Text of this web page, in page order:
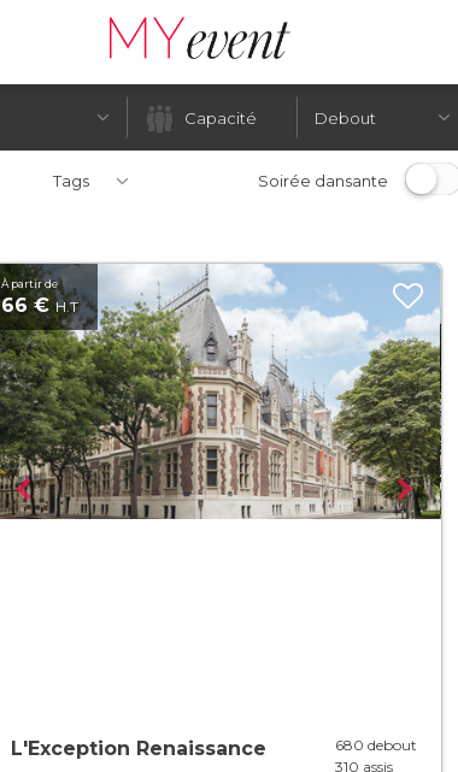
Debout
Tags Soirée dansante
À partir de
66 €H.T
L'Exception Renaissance
680 debout
310 assis